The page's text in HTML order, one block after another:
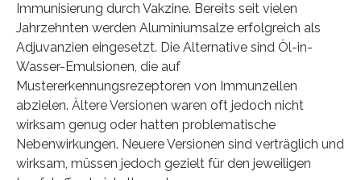
Immunisierung durch Vakzine. Bereits seit vielen
Jahrzehnten werden Aluminiumsalze erfolgreich als
Adjuvanzien eingesetzt. Die Alternative sind Öl-in-
Wasser-Emulsionen, die auf
Mustererkennungsrezeptoren von Immunzellen
abzielen. Ältere Versionen waren oft jedoch nicht
wirksam genug oder hatten problematische
Nebenwirkungen. Neuere Versionen sind verträglich und
wirksam, müssen jedoch gezielt für den jeweiligen